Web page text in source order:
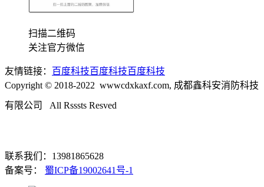
扫描二维码
关注官方微信
友情链接： 百度科技百度科技百度科技
Copyright © 2018-2022 wwwcdxkaxf.com, 成都鑫科安消防科技
有限公司 All Rsssts Resved
联系我们：13981865628
备案号：
蜀ICP备19002641号-1